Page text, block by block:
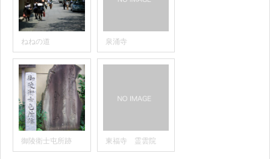
ねねの道 泉涌寺
御陵衛士屯所跡 東福寺 霊雲院